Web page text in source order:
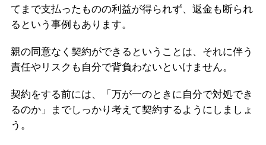
てまで支払ったものの利益が得られず、返金も断られ
るという事例もあります。
親の同意なく契約ができるということは、それに伴う
責任やリスクも自分で背負わないといけません。
契約をする前には、「万が一のときに自分で対処でき
るのか」までしっかり考えて契約するようにしましょ
う。